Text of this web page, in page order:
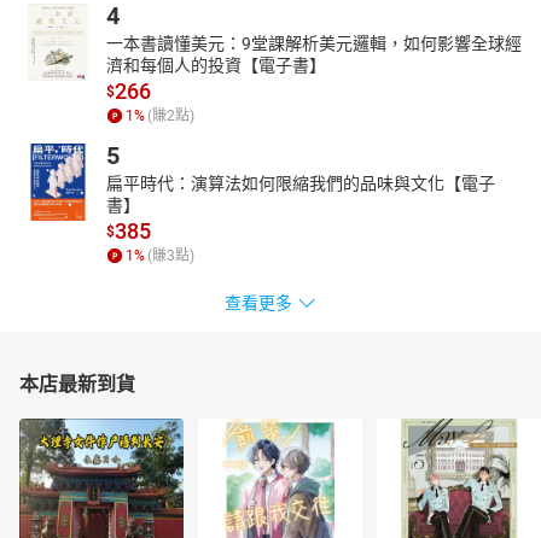
4
一本書讀懂美元：9堂課解析美元邏輯，如何影響全球經
濟和每個人的投資【電子書】
$266
1 % (賺2點)
5
扁平時代：演算法如何限縮我們的品味與文化【電子
書】
$385
1 % (賺3點)
查看更多
本店最新到貨